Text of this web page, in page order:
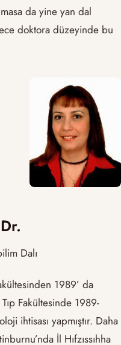
da yine yan dal
doktora düzeyinde bu
Dalı
1989’ da
Fakültesinde 1989-
ihtisası yapmıştır. Daha
İl Hıfzıssıhha